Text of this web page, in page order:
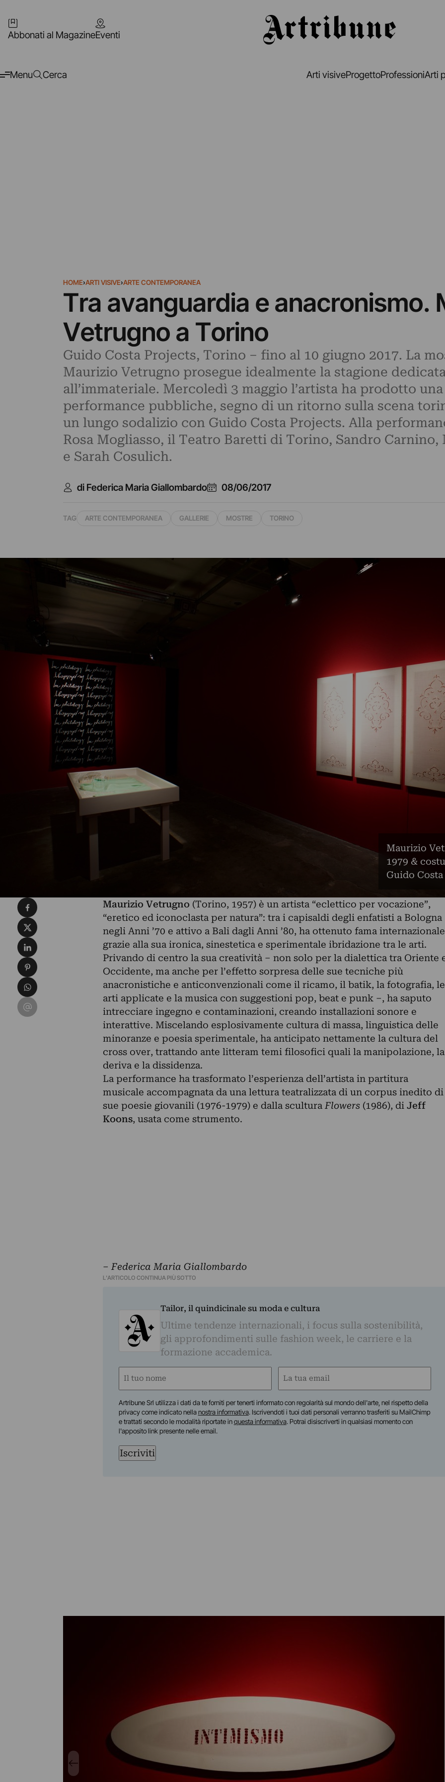
Abbonati al MagazineEventi
Menu Cerca Arti visiveProgettoProfessioniArti
HOME›ARTI VISIVE›ARTE CONTEMPORANEA
Tra avanguardia e anacronismo.
Vetrugno a Torino
Guido Costa Projects, Torino – fino al 10 giugno 2017. La
Maurizio Vetrugno prosegue idealmente la stagione
all’immateriale. Mercoledì 3 maggio l’artista ha prodotto
performance pubbliche, segno di un ritorno sulla scena
un lungo sodalizio con Guido Costa Projects. Alla
Rosa Mogliasso, il Teatro Baretti di Torino, Sandro
e Sarah Cosulich.
di Federica Maria Giallombardo 08/06/2017
TAG ARTE CONTEMPORANEA GALLERIE MOSTRE TORINO
Maurizio
1979 &
Guido
Maurizio Vetrugno (Torino, 1957) è un artista “eclettico per vocazione”,
“eretico ed iconoclasta per natura”: tra i capisaldi degli enfatisti a Bologna
negli Anni ’70 e attivo a Bali dagli Anni ’80, ha ottenuto fama internazionale
grazie alla sua ironica, sinestetica e sperimentale ibridazione tra le arti.
Privando di centro la sua creatività – non solo per la dialettica tra Oriente
Occidente, ma anche per l’effetto sorpresa delle sue tecniche più
anacronistiche e anticonvenzionali come il ricamo, il batik, la fotografia, le
arti applicate e la musica con suggestioni pop, beat e punk –, ha saputo
intrecciare ingegno e contaminazioni, creando installazioni sonore e
interattive. Miscelando esplosivamente cultura di massa, linguistica delle
minoranze e poesia sperimentale, ha anticipato nettamente la cultura del
cross over, trattando ante litteram temi filosofici quali la manipolazione, la
deriva e la dissidenza.
La performance ha trasformato l’esperienza dell’artista in partitura
musicale accompagnata da una lettura teatralizzata di un corpus inedito di
sue poesie giovanili (1976-1979) e dalla scultura Flowers(1986), di Jeff
Koons, usata come strumento.
– Federica Maria Giallombardo
L'ARTICOLO CONTINUA PIÙ SOTTO
Tailor, il quindicinale su moda e cultura
Ultime tendenze internazionali, i focus sulla sostenibilità,
gli approfondimenti sulle fashion week, le carriere e la
formazione accademica.
Nome
Email
Artribune Srl utilizza i dati da te forniti per tenerti informato con regolarità sul mondo dell'arte, nel rispetto della
privacy come indicato nellanostra informativa. Iscrivendoti i tuoi dati personali verranno trasferiti su MailChimp
e trattati secondo le modalità riportate inquesta informativa. Potrai disiscriverti in qualsiasi momento con
l'apposito link presente nelle email.
Iscriviti
Condividi su Facebook
Condividi su X
Condividi su LinkedIn
Condividi su Pinterest
Condividi su WhatsApp
Condividi su Email